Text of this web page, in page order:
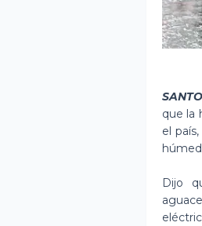
que la
el
Dijo